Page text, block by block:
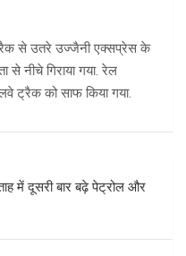
से उतरे उज्जैनी एक्सप्रेस के
नीचे गिराया गया. रेल
ट्रैक को साफ किया गया.
में दूसरी बार बढ़े पेट्रोल और